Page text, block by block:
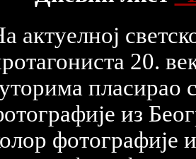
актуелној
20.
пласирао
из
фотографије